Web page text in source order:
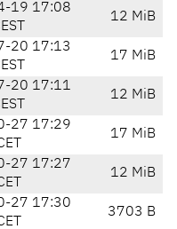
19 17:08
12 MiB
20 17:13
17 MiB
20 17:11
12 MiB
27 17:29
17 MiB
27 17:27
12 MiB
27 17:30
3703 B